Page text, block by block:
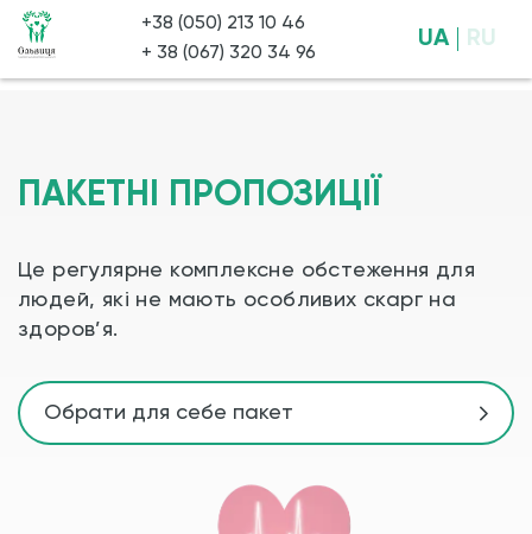
+38 (050) 213 10 46
+ 38 (067) 320 34 96
UA RU
ПАКЕТНІ ПРОПОЗИЦІЇ
Це регулярне комплексне обстеження для
людей, які не мають особливих скарг на
здоров’я.
Обрати для себе пакет